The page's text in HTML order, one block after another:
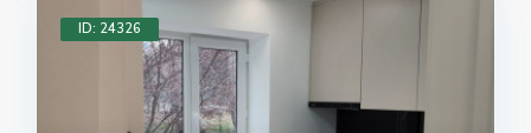
ID: 24326